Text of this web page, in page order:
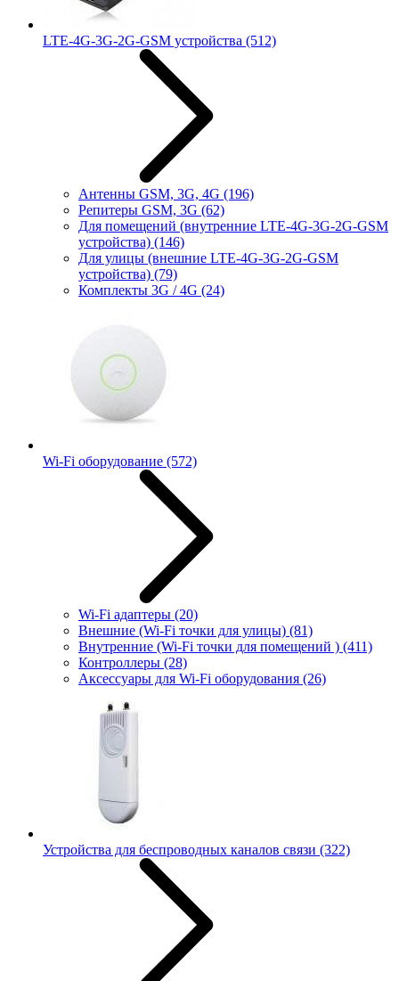
LTE-4G-3G-2G-GSM устройства (512)
Антенны GSM, 3G, 4G (196)
Репитеры GSM, 3G (62)
Для помещений (внутренние LTE-4G-3G-2G-GSM
устройства) (146)
Для улицы (внешние LTE-4G-3G-2G-GSM
устройства) (79)
Комплекты 3G / 4G (24)
Wi-Fi оборудование (572)
Wi-Fi адаптеры (20)
Внешние (Wi-Fi точки для улицы) (81)
Внутренние (Wi-Fi точки для помещений ) (411)
Контроллеры (28)
Аксессуары для Wi-Fi оборудования (26)
Устройства для беспроводных каналов связи (322)